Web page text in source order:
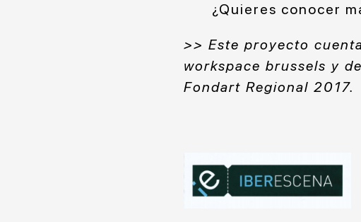
¿Quieres conocer
>> Este proyecto
workspace brussels y
Fondart Regional 2017.